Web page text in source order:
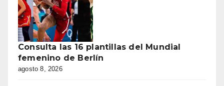
Consulta las 16 plantillas del Mundial
femenino de Berlín
agosto 8, 2026